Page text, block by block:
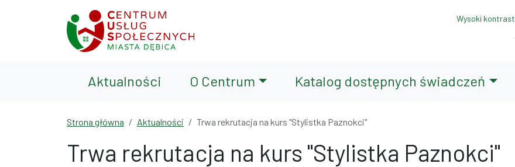
Przejdź do wyszukiwarki
Wysoki kontrast
Aktualności O Centrum Katalog dostępnych świadczeń
Strona główna Aktualności Trwa rekrutacja na kurs "Stylistka Paznokci"
Trwa rekrutacja na kurs "Stylistka Paznokci"